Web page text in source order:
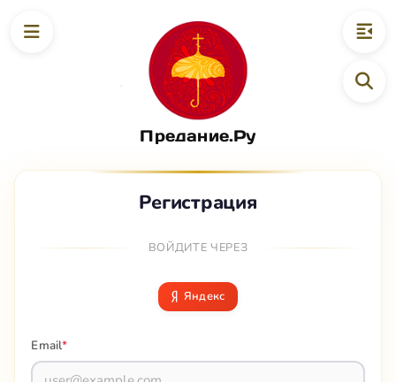
Предание.Ру
Регистрация
ВОЙДИТЕ ЧЕРЕЗ
Яндекс
Email*